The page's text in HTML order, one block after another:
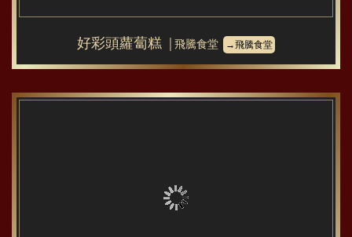
好彩頭蘿蔔糕 │飛騰食堂 →飛騰食堂